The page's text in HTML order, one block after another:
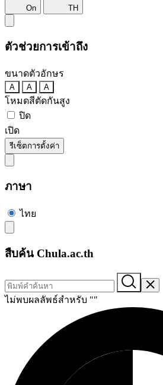
On TH
ตัวช่วยการเข้าถึง
ขนาดตัวอักษร
A A A
โหมดสีตัดกันสูง
ปิด
เปิด
รีเซ็ตการตั้งค่า
ภาษา
ไทย
สืบค้น Chula.ac.th
ไม่พบผลลัพธ์สำหรับ ""